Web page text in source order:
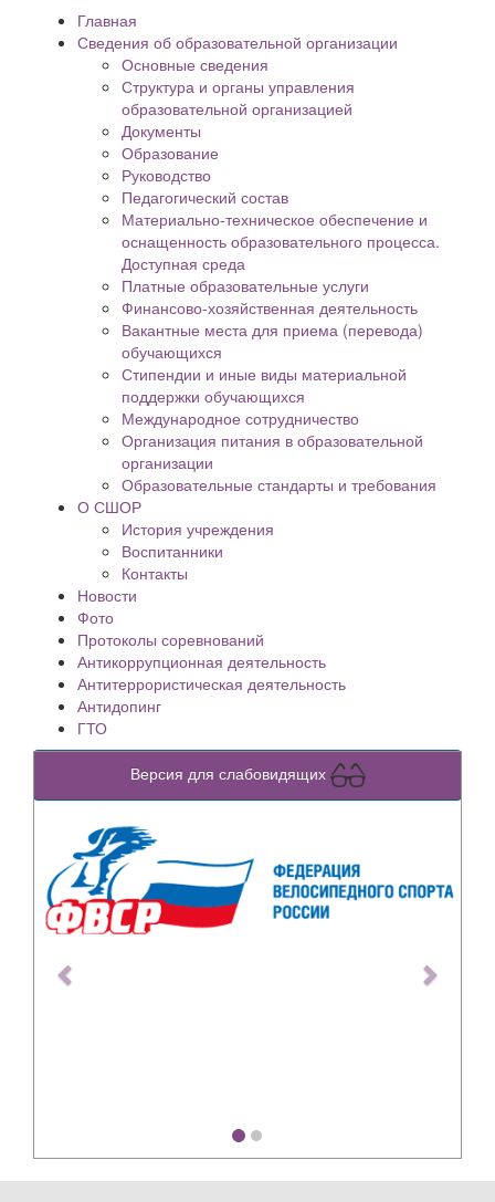
Главная
Сведения об образовательной организации
Основные сведения
Структура и органы управления
образовательной организацией
Документы
Образование
Руководство
Педагогический состав
Материально-техническое обеспечение и
оснащенность образовательного процесса.
Доступная среда
Платные образовательные услуги
Финансово-хозяйственная деятельность
Вакантные места для приема (перевода)
обучающихся
Стипендии и иные виды материальной
поддержки обучающихся
Международное сотрудничество
Организация питания в образовательной
организации
Образовательные стандарты и требования
О СШОР
История учреждения
Воспитанники
Контакты
Новости
Фото
Протоколы соревнований
Антикоррупционная деятельность
Антитеррористическая деятельность
Антидопинг
ГТО
Версия для слабовидящих
Previous